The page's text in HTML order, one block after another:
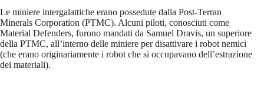
Le miniere intergalattiche erano possedute dalla Post-Terran
Minerals Corporation (PTMC). Alcuni piloti, conosciuti come
Material Defenders, furono mandati da Samuel Dravis, un superiore
della PTMC, all’interno delle miniere per disattivare i robot nemici
(che erano originariamente i robot che si occupavano dell’estrazione
dei materiali).